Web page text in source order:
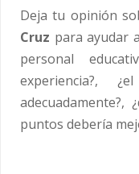
Deja tu opinión
Cruz para ayudar
personal
experiencia?,
adecuadamente?,
puntos debería